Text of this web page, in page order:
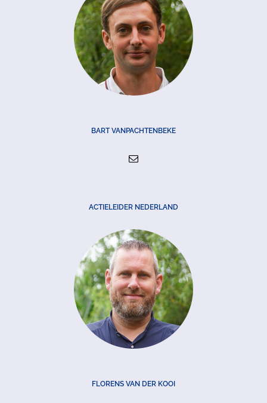
BART VANPACHTENBEKE
ACTIELEIDER NEDERLAND
FLORENS VAN DER KOOI